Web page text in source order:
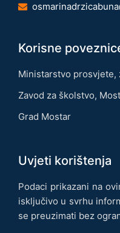
Korisne
Ministarstvo prosvjete,
Zavod za školstvo,
Grad Mostar
Uvjeti korištenja
Podaci prikazani na
isključivo u svrhu
se preuzimati bez